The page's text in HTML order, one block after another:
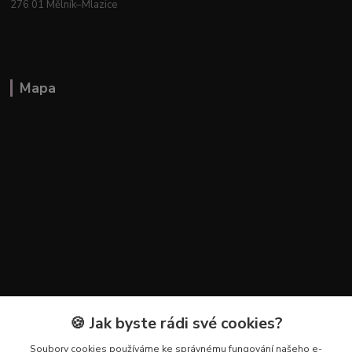
276 01 Mělník–Mlazice
Mapa
Kontakty🍪 Jak byste rádi své cookies?
Soubory cookies používáme ke správnému fungování našeho e-